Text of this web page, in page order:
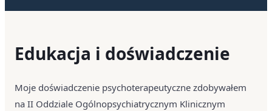
Edukacja i doświadczenie
Moje doświadczenie psychoterapeutyczne zdobywałem
na II Oddziale Ogólnopsychiatrycznym Klinicznym